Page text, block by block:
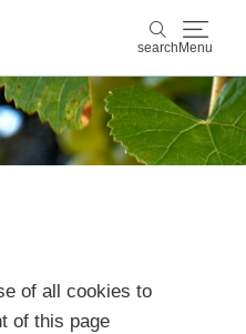
search Menu
search
of all cookies to
of this page